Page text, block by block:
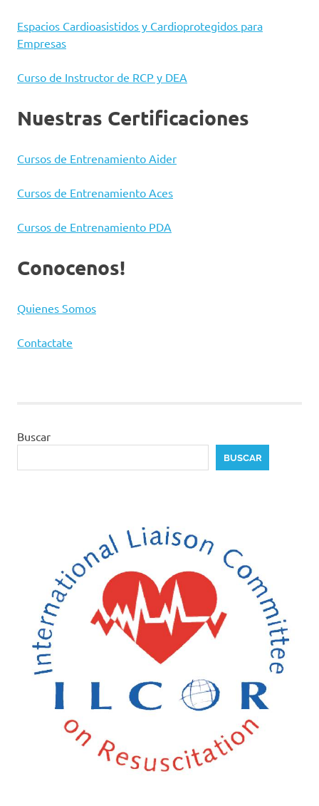
Espacios Cardioasistidos y Cardioprotegidos para
Empresas
Curso de Instructor de RCP y DEA
Nuestras Certificaciones
Cursos de Entrenamiento Aider
Cursos de Entrenamiento Aces
Cursos de Entrenamiento PDA
Conocenos!
Quienes Somos
Contactate
Buscar
BUSCAR